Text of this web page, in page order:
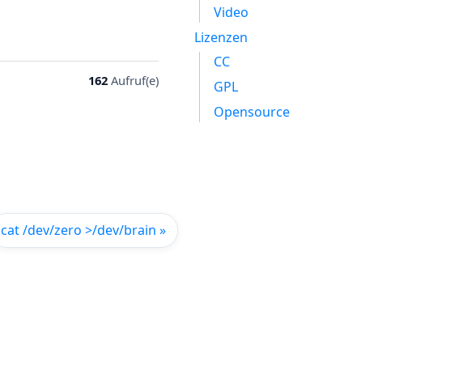
162 Aufruf(e)
cat /dev/zero >/dev/brain »
Video
Lizenzen
CC
GPL
Opensource